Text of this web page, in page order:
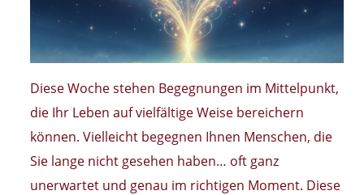
Diese Woche stehen Begegnungen im Mittelpunkt,
die Ihr Leben auf vielfältige Weise bereichern
können. Vielleicht begegnen Ihnen Menschen, die
Sie lange nicht gesehen haben… oft ganz
unerwartet und genau im richtigen Moment. Diese